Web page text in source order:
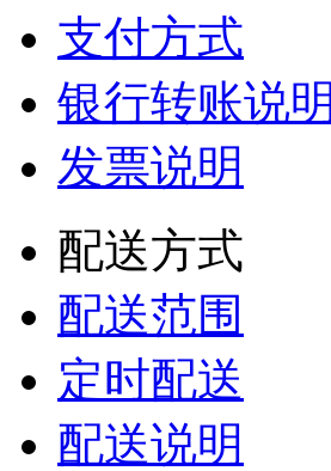
支付方式
银行转账说明
发票说明
配送方式
配送范围
定时配送
配送说明